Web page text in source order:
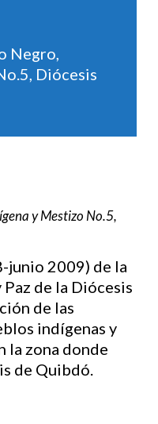
Negro,
Diócesis
y Mestizo No.5,
junio 2009) de la
de la Diócesis
de las
indígenas y
la zona donde
de Quibdó.